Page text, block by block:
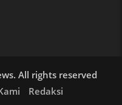
All rights reserved
Redaksi